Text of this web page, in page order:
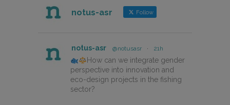
notus-asr Follow
notus-asr @notusasr · 21h
How can we integrate gender
perspective into innovation and
eco-design projects in the fishing
sector?